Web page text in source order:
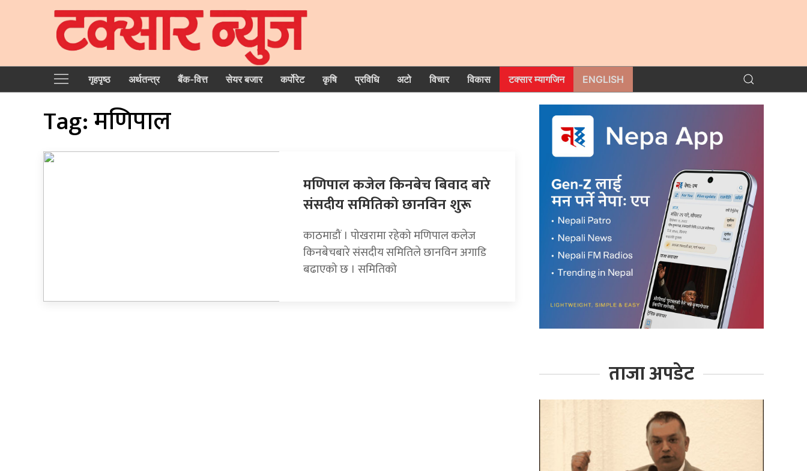
गृहपृष्‍ठ अर्थतन्त्र बैंक-वित्त सेयर बजार कर्पोरेट कृषि प्रविधि अटो विचार विकास टक्सार म्यागजिन ENGLISH
Tag:मणिपाल
मणिपाल कजेल किनबेच बिवाद बारे
संसदीय समितिकाे छानविन शुरू
काठमाडौं । पोखरामा रहेको मणिपाल कलेज
किनबेचबारे संसदीय समितिले छानविन अगाडि
बढाएको छ । समितिको
ताजा अपडेट